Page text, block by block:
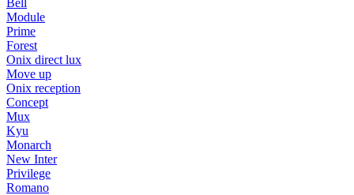
Bell
Module
Prime
Forest
Onix direct lux
Move up
Onix reception
Concept
Mux
Kyu
Monarch
New Inter
Privilege
Romano